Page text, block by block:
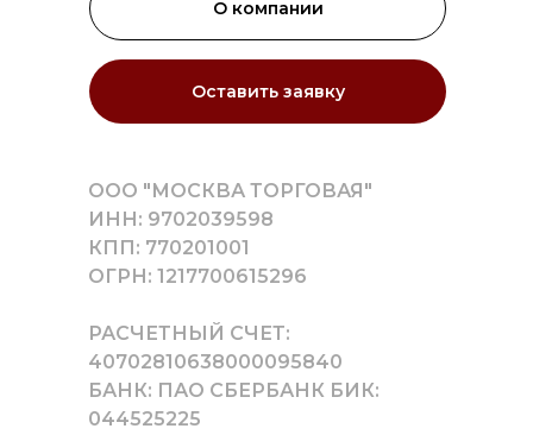
Оставить заявку
О компании
ООО "МОСКВА ТОРГОВАЯ"
ИНН: 9702039598
КПП: 770201001
ОГРН: 1217700615296
РАСЧЕТНЫЙ СЧЕТ:
40702810638000095840
БАНК: ПАО СБЕРБАНК БИК:
044525225